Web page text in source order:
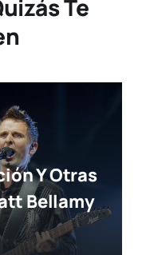
Te
Y Otras
Bellamy